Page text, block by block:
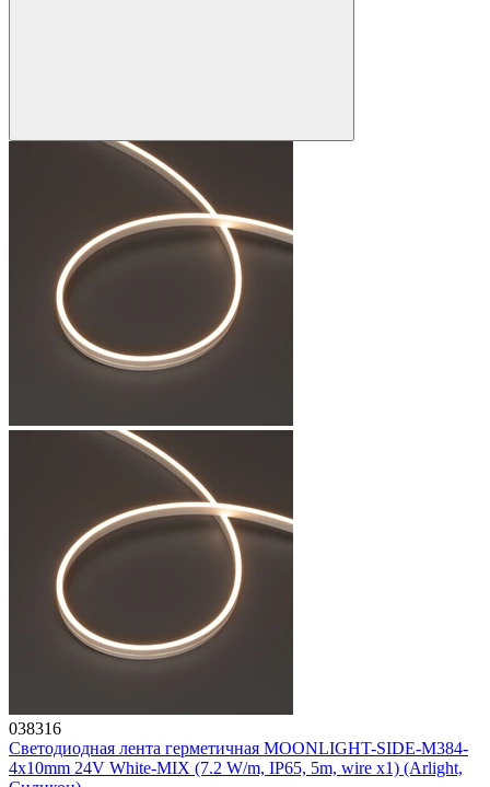
038316
Светодиодная лента герметичная MOONLIGHT-SIDE-M384-
4x10mm 24V White-MIX (7.2 W/m, IP65, 5m, wire x1) (Arlight,